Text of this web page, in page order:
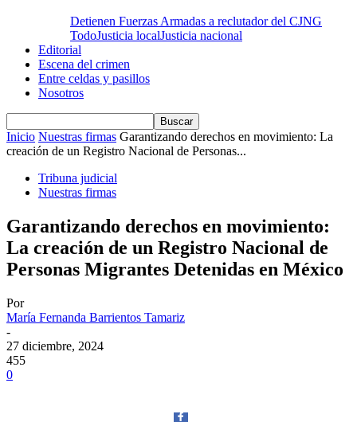
Detienen Fuerzas Armadas a reclutador del CJNG
TodoJusticia localJusticia nacional
Editorial
Escena del crimen
Entre celdas y pasillos
Nosotros
Inicio Nuestras firmas Garantizando derechos en movimiento: La
creación de un Registro Nacional de Personas...
Tribuna judicial
Nuestras firmas
Garantizando derechos en movimiento:
La creación de un Registro Nacional de
Personas Migrantes Detenidas en México
Por
María Fernanda Barrientos Tamariz
-
27 diciembre, 2024
455
0